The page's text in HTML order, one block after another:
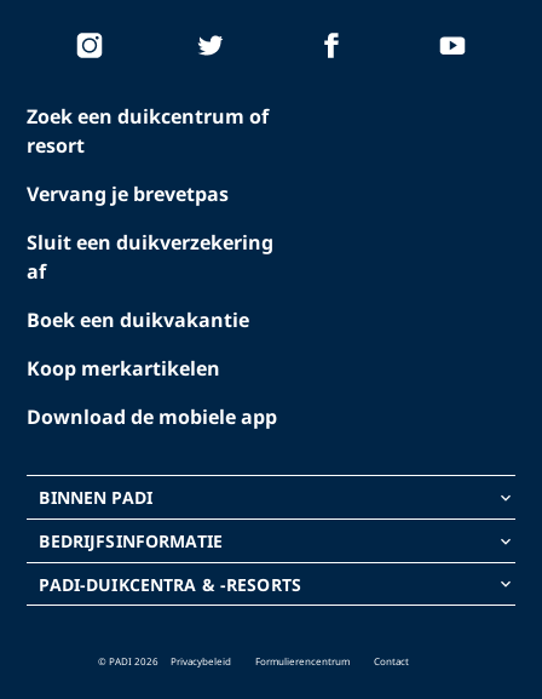
Zoek een duikcentrum of
resort
Vervang je brevetpas
Sluit een duikverzekering
af
Boek een duikvakantie
Koop merkartikelen
Download de mobiele app
BINNEN PADI keyboard_arrow_down
BEDRIJFSINFORMATIE keyboard_arrow_down
PADI-DUIKCENTRA & -RESORTS keyboard_arrow_down
© PADI 2026 Privacybeleid Formulierencentrum Contact